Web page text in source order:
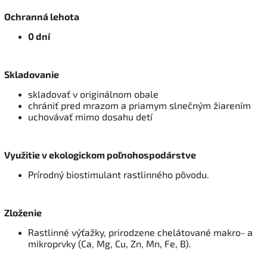
Ochranná lehota
0 dní
Skladovanie
skladovať v originálnom obale
chrániť pred mrazom a priamym slnečným žiarením
uchovávať mimo dosahu detí
Využitie v ekologickom poľnohospodárstve
Prírodný biostimulant rastlinného pôvodu.
Zloženie
Rastlinné výťažky, prirodzene chelátované makro- a
mikroprvky (Ca, Mg, Cu, Zn, Mn, Fe, B).